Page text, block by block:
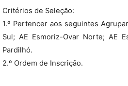
Critérios de Seleção:
1.º Pertencer aos seguintes
Sul; AE Esmoriz-Ovar Norte; AE
Pardilhó.
2.º Ordem de Inscrição.